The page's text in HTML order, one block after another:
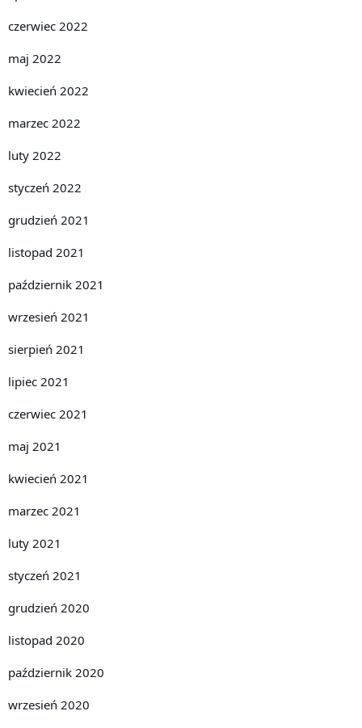
czerwiec 2022
maj 2022
kwiecień 2022
marzec 2022
luty 2022
styczeń 2022
grudzień 2021
listopad 2021
październik 2021
wrzesień 2021
sierpień 2021
lipiec 2021
czerwiec 2021
maj 2021
kwiecień 2021
marzec 2021
luty 2021
styczeń 2021
grudzień 2020
listopad 2020
październik 2020
wrzesień 2020